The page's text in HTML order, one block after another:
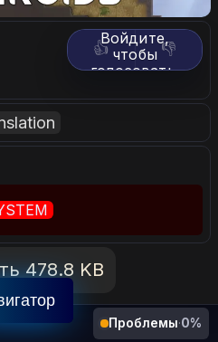
👍 👎
Войдите,
чтобы
голосовать.
478.8 KB
Проблемы·0%